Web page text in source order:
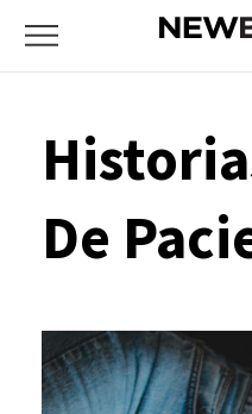
Primary
De